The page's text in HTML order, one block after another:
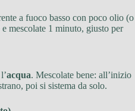
a fuoco basso con poco olio (o
mescolate 1 minuto, giusto per
acqua. Mescolate bene: all’inizio
poi si sistema da solo.